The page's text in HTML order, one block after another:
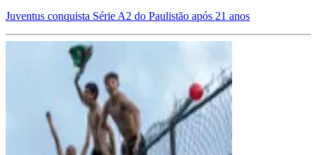
Juventus conquista Série A2 do Paulistão após 21 anos